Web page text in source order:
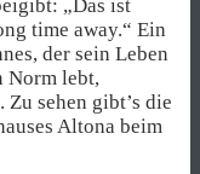
„Das ist
time away.“ Ein
der sein Leben
Norm lebt,
Zu sehen gibt’s die
Altona beim